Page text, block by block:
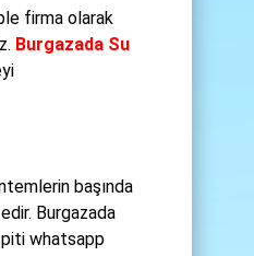
firma olarak
Burgazada Su
başında
Burgazada
whatsapp